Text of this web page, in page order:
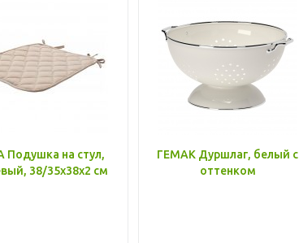
Подушка на стул,
38/35x38x2 см
ГЕМАК Дуршлаг, белый с
оттенком